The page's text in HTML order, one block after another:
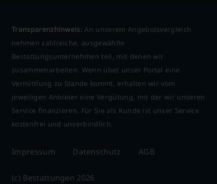
Transparenzhinweis: An unserem Angebotsvergleich
nehmen zahlreiche, ausgewählte
Bestattungsunternehmen teil, mit denen wir
zusammenarbeiten. Wenn über unser Portal eine
Vermittlung zu Stande kommt, erhalten wir vom
jeweiligen Anbieter eine Vergütung, mit der wir unseren
Service finanzieren. Für Sie als Kunde ist unser Service
kostenfrei und unverbindlich.
Impressum Datenschutz AGB
(c) Bestattungen 2026